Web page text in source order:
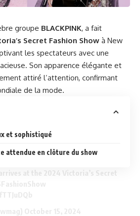
groupe BLACKPINK, a fait
Secret Fashion Show à New
les spectateurs avec une
Son apparence élégante et
attiré l’attention, confirmant
de la mode.
et sophistiqué
attendue en clôture du show
at the 2024 Victoria’s Secret